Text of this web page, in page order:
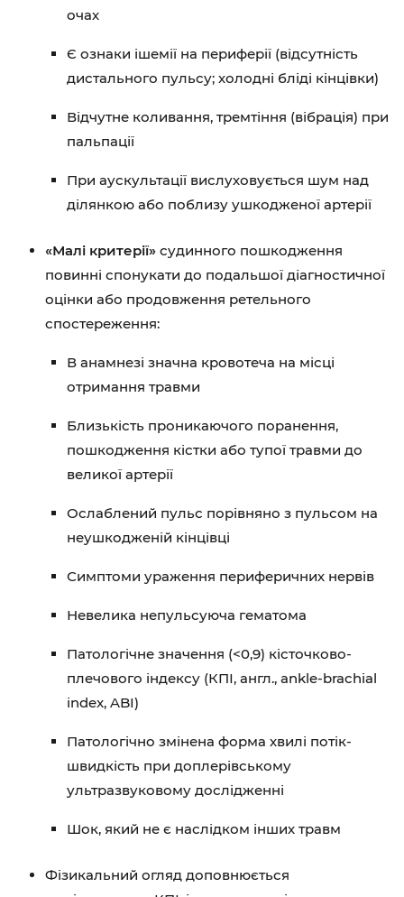
очах
Є ознаки ішемії на периферії (відсутність
дистального пульсу; холодні бліді кінцівки)
Відчутне коливання, тремтіння (вібрація) при
пальпації
При аускультації вислуховується шум над
ділянкою або поблизу ушкодженої артерії
«Малі критерії» судинного пошкодження
повинні спонукати до подальшої діагностичної
оцінки або продовження ретельного
спостереження:
В анамнезі значна кровотеча на місці
отримання травми
Близькість проникаючого поранення,
пошкодження кістки або тупої травми до
великої артерії
Ослаблений пульс порівняно з пульсом на
неушкодженій кінцівці
Симптоми ураження периферичних нервів
Невелика непульсуюча гематома
Патологічне значення (<0,9) кісточково-
плечового індексу (КПІ, англ., ankle-brachial
index, ABI)
Патологічно змінена форма хвилі потік-
швидкість при доплерівському
ультразвуковому дослідженні
Шок, який не є наслідком інших травм
Фізикальний огляд доповнюється